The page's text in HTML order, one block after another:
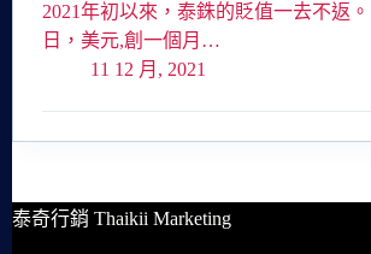
2021年初以來，泰銖的貶值一去不返
日，美元,創一個月…
11 12 月, 2021
泰奇行銷 Thaikii Marketing